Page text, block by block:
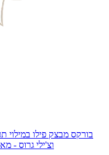
בורקס מבצק פילו במילוי
וצ'ילי גרוס -